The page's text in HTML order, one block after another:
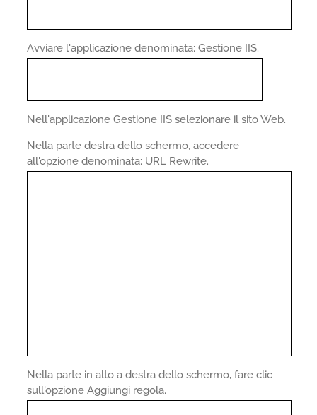
Avviare l'applicazione denominata: Gestione IIS.
Nell'applicazione Gestione IIS selezionare il sito Web.
Nella parte destra dello schermo, accedere
all'opzione denominata: URL Rewrite.
Nella parte in alto a destra dello schermo, fare clic
sull'opzione Aggiungi regola.